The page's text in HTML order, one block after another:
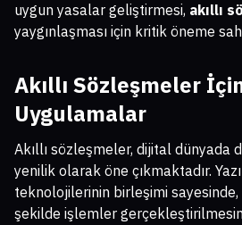
uygun yasalar geliştirmesi, akıllı
yaygınlaşması için kritik öneme
Akıllı Sözleşmeler
Uygulamalar
Akıllı sözleşmeler, dijital dünyada
yenilik olarak öne çıkmaktadır.
teknolojilerinin birleşimi
şekilde işlemler